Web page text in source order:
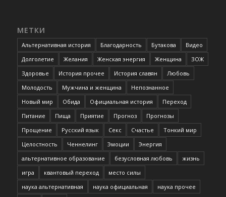
МЕТКИ
Альтернативная история Благодарность Бутакова
Видео
Долголетие
Желания Женская энергия Женщина
ЗОЖ
Здоровье
История прочее История славян
Любовь
Молодость
Мужчина и женщина
Непознанное
Новый мир
Обида Официальная история
Переход
Питание
Пища Приятие Прогноз
Прогнозы
Прощение
Русский язык Секс Счастье
Тонкий мир
Целостность
Ченнелинг Эмоции
Энергия
альтернативное образование
безусловная любовь
жизнь
игра
квантовый переход
место силы
наука альтернативная
наука официальная наука прочее